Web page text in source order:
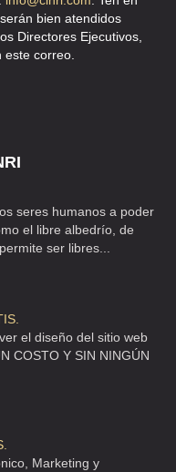
bien atendidos
Directores Ejecutivos,
correo.
seres humanos a poder
el libre albedrío, de
ser libres...
el diseño del sitio web
COSTO Y SIN NINGÚN
Marketing y